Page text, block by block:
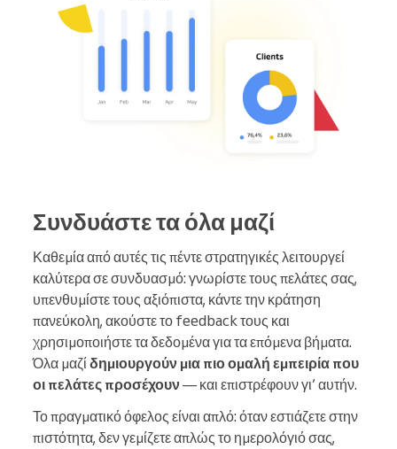
Συνδυάστε τα όλα μαζί
Καθεμία από αυτές τις πέντε στρατηγικές λειτουργεί
καλύτερα σε συνδυασμό: γνωρίστε τους πελάτες σας,
υπενθυμίστε τους αξιόπιστα, κάντε την κράτηση
πανεύκολη, ακούστε το feedback τους και
χρησιμοποιήστε τα δεδομένα για τα επόμενα βήματα.
Όλα μαζίδημιουργούν μια πιο ομαλή εμπειρία που
οι πελάτες προσέχουν— και επιστρέφουν γι’ αυτήν.
Το πραγματικό όφελος είναι απλό: όταν εστιάζετε στην
πιστότητα, δεν γεμίζετε απλώς το ημερολόγιό σας,